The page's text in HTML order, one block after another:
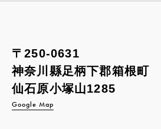
〒250-0631
神奈川縣足柄下郡箱根町
仙石原小塚山1285
Google Map